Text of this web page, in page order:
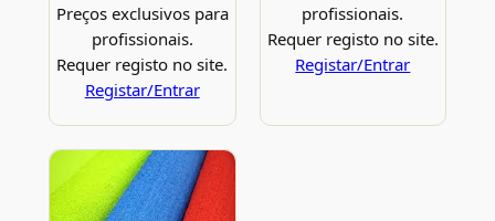
Preços exclusivos para
profissionais.
Requer registo no site.
Registar/Entrar
profissionais.
Requer registo no site.
Registar/Entrar